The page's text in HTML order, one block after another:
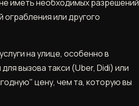
иметь необходимых разрешений
или другого
на улице, особенно в
вызова такси (Uber, Didi) или
цену, чем та, которую вы